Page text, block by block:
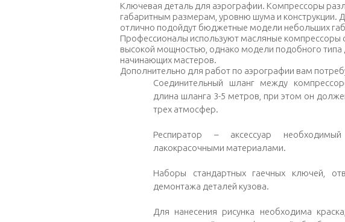
Ключевая деталь для аэрографии. Компрессоры
габаритным размерам, уровню шума и конструкции.
отлично подойдут бюджетные модели небольших
Профессионалы используют масляные
высокой мощностью, однако модели подобного типа
начинающих мастеров.
Дополнительно для работ по аэрографии вам
Соединительный шланг между
длина шланга 3-5 метров, при этом он
трех атмосфер.
Респиратор – аксессуар
лакокрасочными материалами.
Наборы стандартных гаечных ключей,
демонтажа деталей кузова.
Для нанесения рисунка необходима